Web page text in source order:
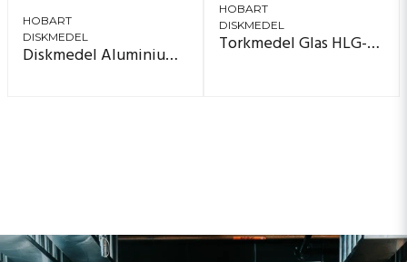
HOBART
DISKMEDEL
Diskmedel Aluminium HLA-40
HOBART
DISKMEDEL
Torkmedel Glas HLG-1000